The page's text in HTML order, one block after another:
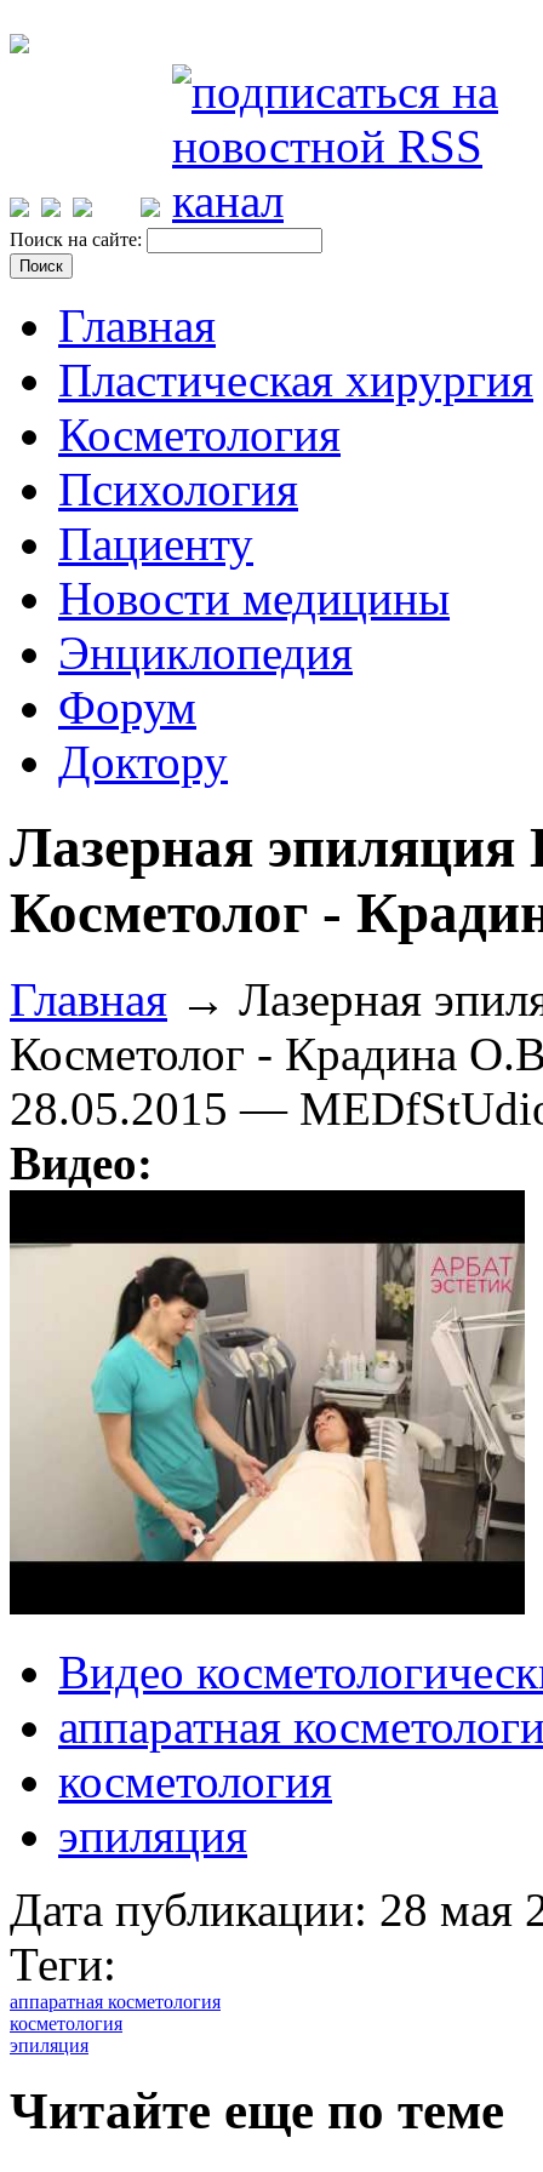
Поиск на сайте:
Главная
Пластическая хирургия
Косметология
Психология
Пациенту
Новости медицины
Энциклопедия
Форум
Доктору
Лазерная эпиляция
Косметолог -
Главная → Лазерная
Косметолог - Крадина
28.05.2015 —
Видео:
Видео
аппаратная
косметология
эпиляция
Дата публикации: 28 мая
Теги:
аппаратная косметология
косметология
эпиляция
Читайте еще по теме